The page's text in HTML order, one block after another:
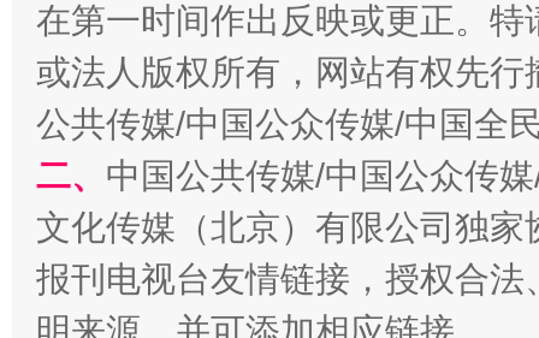
全民健身五年计划来了！等你上场
在第一时间作出反映或更正。
或法人版权所有，网站有权先
公共传媒/中国公众传媒/中国全
二、 中国公共传媒/中国公众传
文化传媒（北京）有限公司独
报刊电视台友情链接，授权合